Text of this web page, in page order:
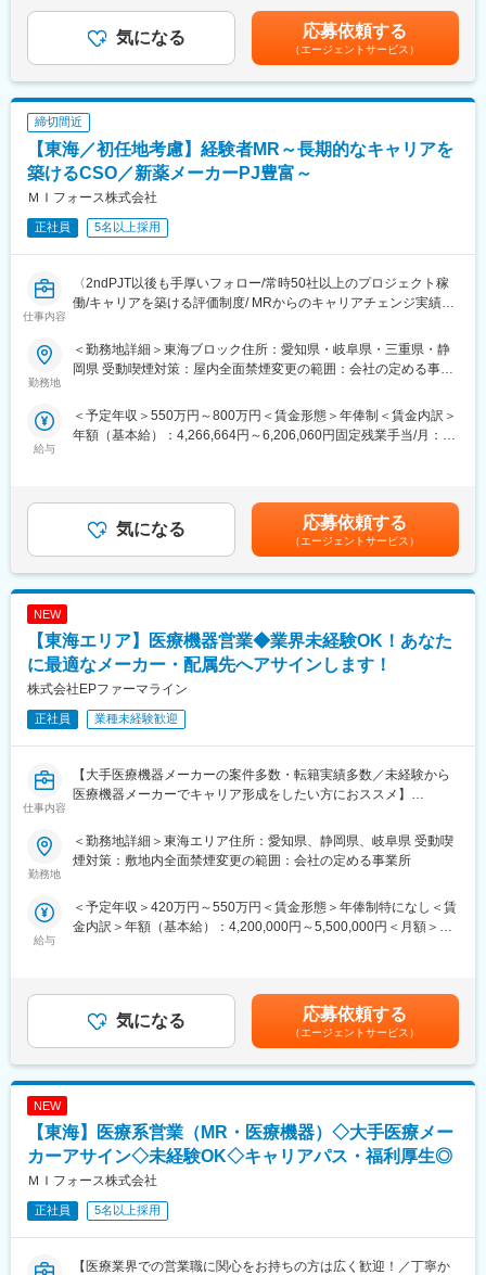
【IQVIAサービシーズジャパンについて】
・世界100以上の国と地域／8万人の社員が、医薬品の臨床開発～
プロモーションに携わり、市場を流通するほぼすべての医薬品に
関与しています
・日本においても業界トップシェアを誇り、常時100以上のPJが
稼働しています
変更の範囲：会社の定める業務
医師、薬剤師に課題解決するための医薬品情報を提供、副作用情
報を収集を行っていただきます。
《具体的には...》
■新薬のプロモーション
■長期収載品の市場拡大
■ジェネリック医薬品のプロモーション
※プロジェクトの状況によっては、選考保留（ご紹介できるプロジ
ェクトが出るまで保留）となる場合もございますのであらかじめ
ご認識の程よろしくお願いします※
【魅力ポイント】
初任地希望だけでなく、エリアを跨いでの転勤はないため、転勤
負担が軽減できます。2ndプロジェクト以降も希望や適性に応じ
■キャリアの選択肢を広げる働き方：
スペシャリティ領域への挑戦、新薬PJなど市場価値を高める機
を通じて、その時々に応じたプロジェクトを提示するなどフレキ
シブルにキャリアが形成できます。その他、本社部門（マネージ
自身の成果や頑張りが客観的に評価され、年収に反映されます。
また、在籍年数が増えると永年勤続報奨金や四半期一時金などの
手当もアップします。つまり、やりがいや努力がきちんと報われ
る報酬制度になっています。
配属後は担当マネージャーが丁寧に支援します。日々の仕事の悩
みや、キャリア形成の相談等、伴走者として活躍をサポートしま
す。また知識・スキルレベルを上げるために様々な研修をご用意
しています。
変更の範囲：会社の定める業務
度支給）※ただし支給条件有。賃金はあくまでも目安の金額であ
り、選考を通じて上下する可能性があります。月給(月額)は固定手
当を含めた表記です。
気になる 応募依頼する
（エージェントサービス）
締切間近
【東海／初任地考慮】経験者MR～長期的なキャリアを
築けるCSO／新薬メーカーPJ豊富～
ＭＩフォース株式会社
正社員 5名以上採用
仕事内容
〈2ndPJT以後も手厚いフォロー/常時50社以上のプロジェクト稼
働/キャリアを築ける評価制度/ MRからのキャリアチェンジ実績有
クライアントである製薬会社のプロジェクトに所属し、MRとして
活躍していただきます。病院やクリニックの医師や医療関係者に
【同社の特徴】
■必ず新薬メーカーのプロジェクトにアサインします
オンコロジーを含め、希少疾患領域も多数ございますので、スペ
シャリスト、ゼネラリストどちらも目指すことが可能です。
■少数精鋭ならではの魅力～待機リスクが低いため、安心して就業
できる環境です～
適切なフォローを実施するために約300人のMR数を保って運営し
め、隙間なくアサインすることができますのでMRの成長機会を奪
うことは決してございません。適切なフォローが顧客である製薬
企業からの満足にもつながり、業界内でも評価されています。
■親身なフォロー体制とキャリアを築ける評価制度
CSOは本部のバックアップ体制が何より重要です。1人のプロジ
ェクトマネージャーが管理するMRは約20名程度であり、相談事
実施しており、日々の業務だけでなく中長期的な視点での相談も
可能です。また、クライアント・社内評価に基いた明確な評価制
■大手製薬企業でも採用～「現場力」を養うための充実した教育体
制と研修コンテンツ～
なる知識の提供だけでなく、MRとしての現場力を培うことに比重
を置いております。
当社の研修内容は大手製薬企業所属MR教育にも使用されておりま
す。
変更の範囲：会社の定める業務
勤務地
＜勤務地詳細＞東海ブロック住所：愛知県・岐阜県・三重県・静
岡県 受動喫煙対策：屋内全面禁煙変更の範囲：会社の定める事業
給与
＜予定年収＞550万円～800万円＜賃金形態＞年俸制＜賃金内訳＞
年額（基本給）：4,266,664円～6,206,060円固定残業手当/月：
給与補足＞■別途、外勤手当など手当支給※経験・能力などを考慮
の上、話し合いで決定賃金はあくまでも目安の金額であり、選考
を通じて上下する可能性があります。月給(月額)は固定手当を含め
た表記です。
気になる 応募依頼する
（エージェントサービス）
NEW
【東海エリア】医療機器営業◆業界未経験OK！あなた
に最適なメーカー・配属先へアサインします！
株式会社EPファーマライン
正社員 業種未経験歓迎
仕事内容
【大手医療機器メーカーの案件多数・転籍実績多数／未経験から
医療機器メーカーでキャリア形成をしたい方におススメ】
■概要：
入社後は配属前研修を受けたのち、当社クライアントである医療
カテーテル、検査機器、電子カルテ、中には医療系Saas製品など
少しでも医療業界でキャリア形成したい！というお気持ちのある
方はカジュアル面談からの参加でも構いませんので一度ご応募く
ださい！
他では見かけないような大手メーカーの案件や最先端製品の案件
を保有しています。また、原則的に一時的な補充要員としてでは
なく将来的なメーカーへの転籍（メーカー雇用への切り替え）も
視野に入れた内容でPJを受諾しています。これを可能にしている
背景としては、他社CSOに比べて、比較的少数規模を保って運営
を行っているからこそプロジェクトマネージャーの目が行き届く
勤務地
＜勤務地詳細＞東海エリア住所：愛知県、静岡県、岐阜県 受動喫
煙対策：敷地内全面禁煙変更の範囲：会社の定める事業所
給与
＜予定年収＞420万円～550万円＜賃金形態＞年俸制特になし＜賃
金内訳＞年額（基本給）：4,200,000円～5,500,000円＜月額＞
気になる 応募依頼する
（エージェントサービス）
NEW
【東海】医療系営業（MR・医療機器）◇大手医療メー
カーアサイン◇未経験OK◇キャリアパス・福利厚生◎
ＭＩフォース株式会社
正社員 5名以上採用
【医療業界での営業職に関心をお持ちの方は広く歓迎！／丁寧か